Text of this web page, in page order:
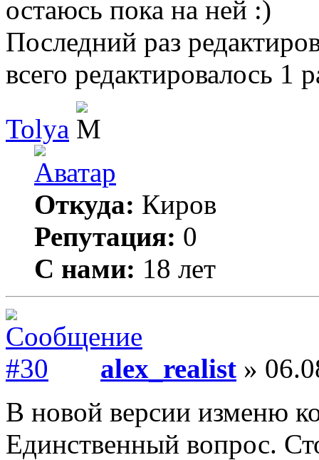
остаюсь пока на ней :)
Последний раз
всего редактировалось 1
Tolya
Откуда: Киров
Репутация: 0
С нами: 18 лет
alex_realist »
В новой версии изменю
Единственный вопрос.